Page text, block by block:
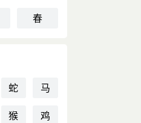
春
蛇
马
猴 鸡